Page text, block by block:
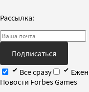
Рассылка:
Подписаться
Все сразу
Новости Forbes Games